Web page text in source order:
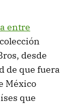
entre
desde
de que fuera
México
que